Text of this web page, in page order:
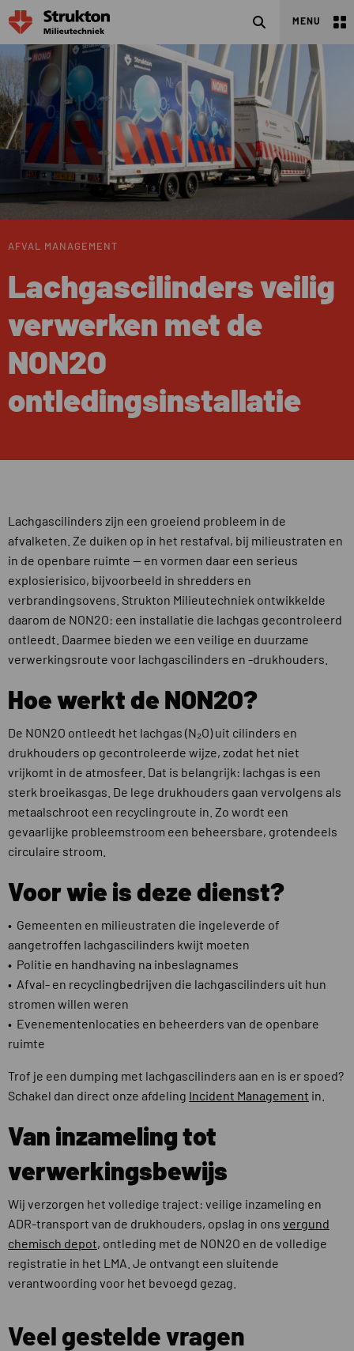
ZoekenMENU
AFVAL MANAGEMENT
Lachgascilinders veilig
verwerken met de
NON2O
ontledingsinstallatie
Lachgascilinders zijn een groeiend probleem in de
afvalketen. Ze duiken op in het restafval, bij milieustraten en
in de openbare ruimte — en vormen daar een serieus
explosierisico, bijvoorbeeld in shredders en
verbrandingsovens. Strukton Milieutechniek ontwikkelde
daarom de NON2O: een installatie die lachgas gecontroleerd
ontleedt. Daarmee bieden we een veilige en duurzame
verwerkingsroute voor lachgascilinders en -drukhouders.
Hoe werkt de NON2O?
De NON2O ontleedt het lachgas (N₂O) uit cilinders en
drukhouders op gecontroleerde wijze, zodat het niet
vrijkomt in de atmosfeer. Dat is belangrijk: lachgas is een
sterk broeikasgas. De lege drukhouders gaan vervolgens als
metaalschroot een recyclingroute in. Zo wordt een
gevaarlijke probleemstroom een beheersbare, grotendeels
circulaire stroom.
Voor wie is deze dienst?
• Gemeenten en milieustraten die ingeleverde of
aangetroffen lachgascilinders kwijt moeten
• Politie en handhaving na inbeslagnames
• Afval- en recyclingbedrijven die lachgascilinders uit hun
stromen willen weren
• Evenementenlocaties en beheerders van de openbare
ruimte
Trof je een dumping met lachgascilinders aan en is er spoed?
Schakel dan direct onze afdeling Incident Management in.
Van inzameling tot
verwerkingsbewijs
Wij verzorgen het volledige traject: veilige inzameling en
ADR-transport van de drukhouders, opslag in ons vergund
chemisch depot, ontleding met de NON2O en de volledige
registratie in het LMA. Je ontvangt een sluitende
verantwoording voor het bevoegd gezag.
Veel gestelde vragen